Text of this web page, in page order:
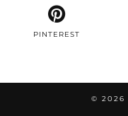
PINTEREST
© 2026